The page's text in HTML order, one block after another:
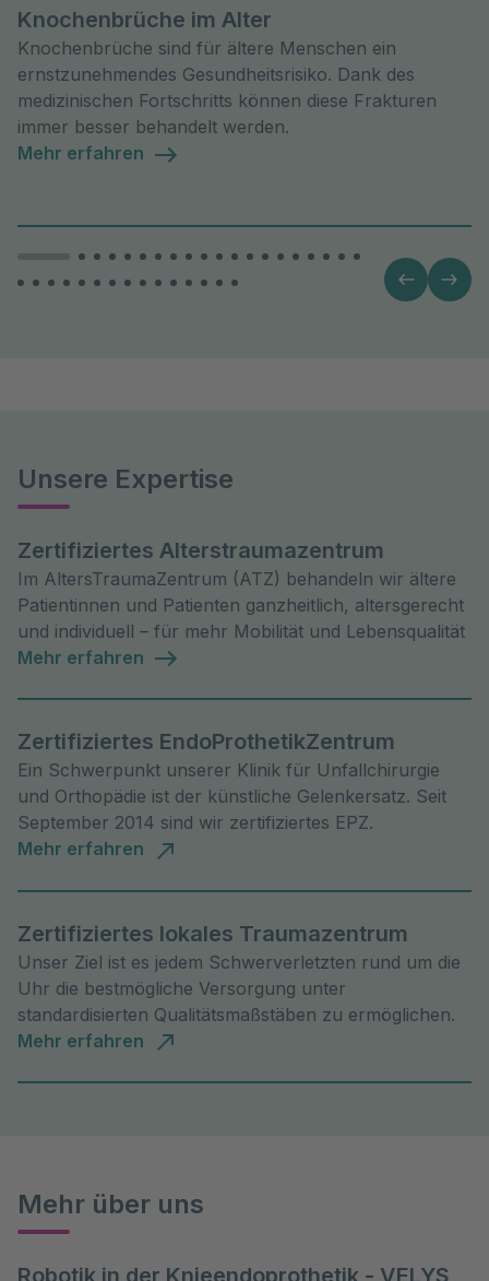
Knochenbrüche im Alter
Knochenbrüche sind für ältere Menschen ein
ernstzunehmendes Gesundheitsrisiko. Dank des
medizinischen Fortschritts können diese Frakturen
immer besser behandelt werden.
Mehr erfahren
Unsere Expertise
Zertifiziertes Alterstraumazentrum
Im AltersTraumaZentrum (ATZ) behandeln wir ältere
Patientinnen und Patienten ganzheitlich, altersgerecht
und individuell – für mehr Mobilität und Lebensqualität
Mehr erfahren
Zertifiziertes EndoProthetikZentrum
Ein Schwerpunkt unserer Klinik für Unfallchirurgie
und Orthopädie ist der künstliche Gelenkersatz. Seit
September 2014 sind wir zertifiziertes EPZ.
Mehr erfahren
Zertifiziertes lokales Traumazentrum
Unser Ziel ist es jedem Schwerverletzten rund um die
Uhr die bestmögliche Versorgung unter
standardisierten Qualitätsmaßstäben zu ermöglichen.
Mehr erfahren
Mehr über uns